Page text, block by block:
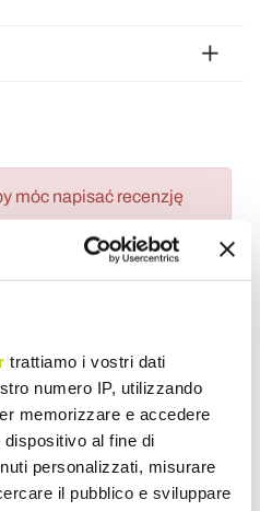
trattiamo i vostri dati
numero IP, utilizzando
memorizzare e accedere
al fine di
personalizzati, misurare
il pubblico e sviluppare
móc napisać recenzję